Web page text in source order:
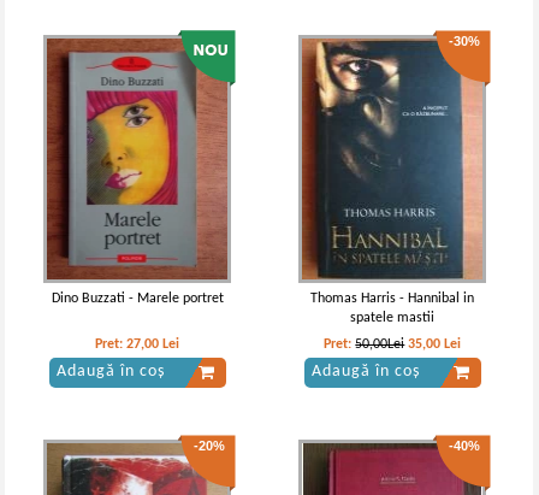
Dino Buzzati - Marele portret
Pret:27,00 Lei
Adaugă în coș
-30%
Thomas Harris - Hannibal in
spatele mastii
Pret:50,00Lei 35,00 Lei
Adaugă în coș
-20% -40%